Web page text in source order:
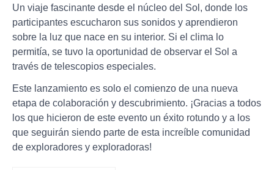
Un viaje fascinante desde el núcleo del Sol, donde los
participantes escucharon sus sonidos y aprendieron
sobre la luz que nace en su interior. Si el clima lo
permitía, se tuvo la oportunidad de observar el Sol a
través de telescopios especiales.
Este lanzamiento es solo el comienzo de una nueva
etapa de colaboración y descubrimiento. ¡Gracias a todos
los que hicieron de este evento un éxito rotundo y a los
que seguirán siendo parte de esta increíble comunidad
de exploradores y exploradoras!